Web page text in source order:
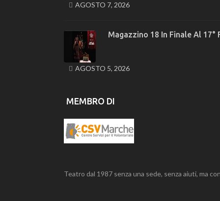
AGOSTO 7, 2026
Magazzino 18 In Finale Al
AGOSTO 5, 2026
MEMBRO DI
Teatro dal 1987 senza una sede, senza aiuti, ma